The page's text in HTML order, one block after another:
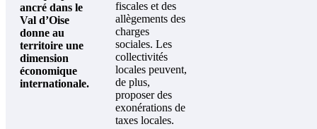
ancré dans le
Val d’Oise
donne au
territoire une
dimension
économique
internationale.
fiscales et des
allègements des
charges
sociales. Les
collectivités
locales peuvent,
de plus,
proposer des
exonérations de
taxes locales.